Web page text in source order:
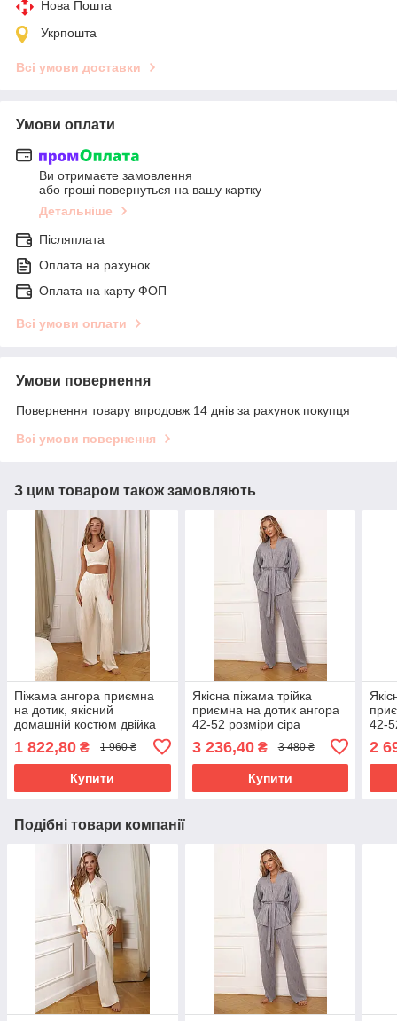
Нова Пошта
Укрпошта
Всі умови доставки
Умови оплати
Ви отримаєте замовлення
або гроші повернуться на вашу картку
Детальніше
Післяплата
Оплата на рахунок
Оплата на карту ФОП
Всі умови оплати
Умови повернення
Повернення товару впродовж 14 днів за рахунок покупця
Всі умови повернення
З цим товаром також замовляють
Піжама ангора приємна
на дотик, якісний
домашній костюм двійка
1 822,80 ₴ 1 960 ₴
Купити
Якісна піжама трійка
приємна на дотик ангора
42-52 розміри сіра
3 236,40₴ 3 480 ₴
Купити
42-
2
Подібні товари компанії